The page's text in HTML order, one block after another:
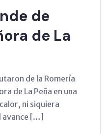
de
de La
de la Romería
de La Peña en una
ni siquiera
avance […]